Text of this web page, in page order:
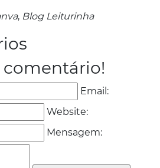
, Blog Leiturinha
comentário!
Email:
Website:
Mensagem: